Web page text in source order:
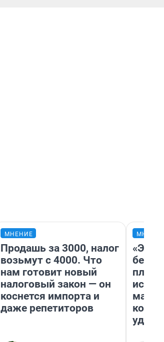
МНЕНИЕ
Продашь за 3000, налог
возьмут с 4000. Что
нам готовит новый
налоговый закон — он
коснется импорта и
даже репетиторов
«Это